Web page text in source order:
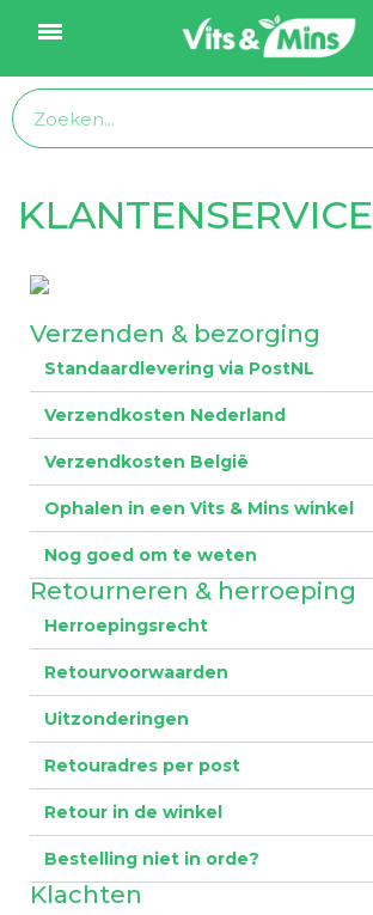
KLANTENSERVICE
Verzenden & bezorging
Standaardlevering via PostNL
Verzendkosten Nederland
Verzendkosten België
Ophalen in een Vits & Mins winkel
Nog goed om te weten
Retourneren & herroeping
Herroepingsrecht
Retourvoorwaarden
Uitzonderingen
Retouradres per post
Retour in de winkel
Bestelling niet in orde?
Klachten